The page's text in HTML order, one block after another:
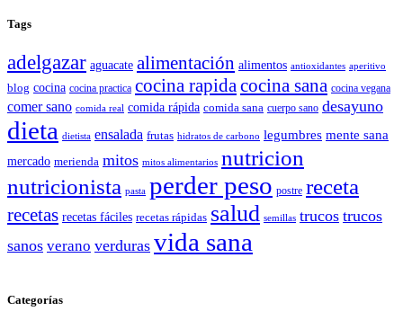
Tags
adelgazar aguacate alimentación alimentos antioxidantes aperitivo
blog cocina cocina practica cocina rapidacocina sana cocina vegana
comer sano comida real comida rápida comida sana cuerpo sano desayuno
dieta dietista ensalada frutas hidratos de carbono legumbres mente sana
mercado merienda mitos mitos alimentarios nutricion
nutricionista pasta perder peso postre receta
recetas recetas fáciles recetas rápidas salud semillas trucos trucos
sanos verano verduras vida sana
Categorías